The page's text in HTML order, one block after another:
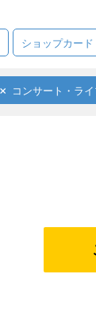
ショップカード
コンサート・ラ